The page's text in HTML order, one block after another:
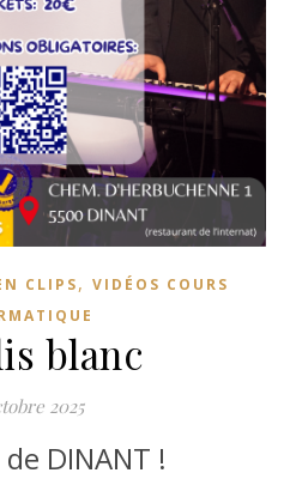
CLIPS, VIDÉOS COURS
blanc
2025
de DINANT !